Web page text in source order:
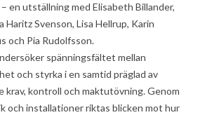
en utställning med Elisabeth Billander,
Haritz Svenson, Lisa Hellrup, Karin
och Pia Rudolfsson.
spänningsfältet mellan
och styrka i en samtid präglad av
krav, kontroll och maktutövning. Genom
och installationer riktas blicken mot hur